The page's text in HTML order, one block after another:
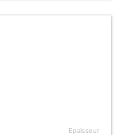
Epaisseur